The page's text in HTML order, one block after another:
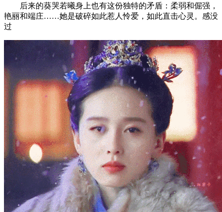
后来的葵哭若曦身上也有这份独特的矛盾：柔弱和倔强，
艳丽和端庄……她是破碎如此惹人怜爱，如此直击心灵。感没
过